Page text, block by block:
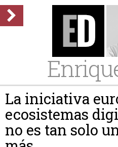
La iniciativa
ecosistemas
no es tan solo